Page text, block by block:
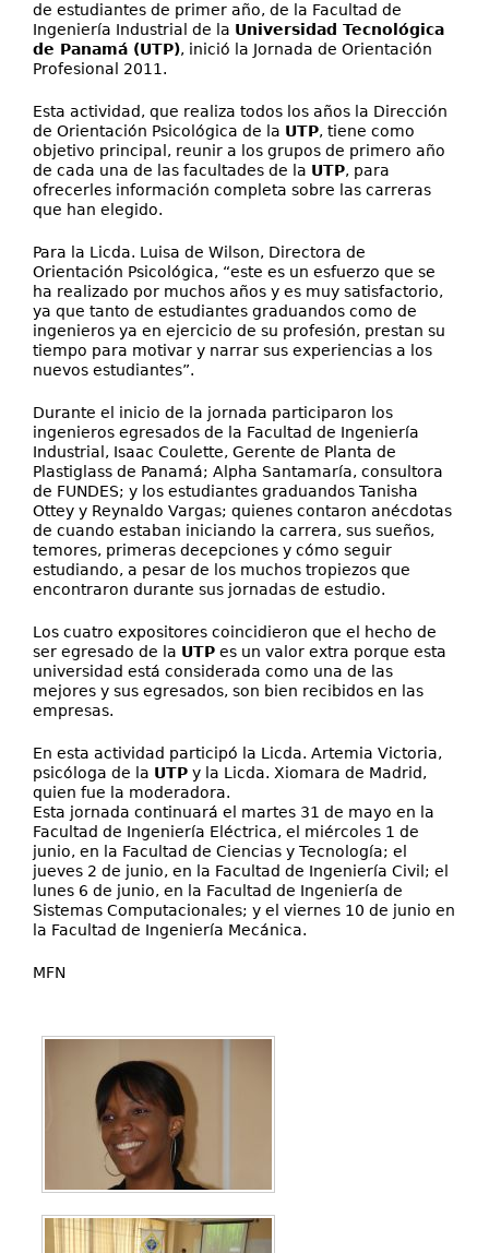
de estudiantes de primer año, de la Facultad de
Ingeniería Industrial de la Universidad Tecnológica
de Panamá (UTP), inició la Jornada de Orientación
Profesional 2011.
Esta actividad, que realiza todos los años la Dirección
de Orientación Psicológica de la UTP, tiene como
objetivo principal, reunir a los grupos de primero año
de cada una de las facultades de la UTP, para
ofrecerles información completa sobre las carreras
que han elegido.
Para la Licda. Luisa de Wilson, Directora de
Orientación Psicológica, “este es un esfuerzo que se
ha realizado por muchos años y es muy satisfactorio,
ya que tanto de estudiantes graduandos como de
ingenieros ya en ejercicio de su profesión, prestan su
tiempo para motivar y narrar sus experiencias a los
nuevos estudiantes”.
Durante el inicio de la jornada participaron los
ingenieros egresados de la Facultad de Ingeniería
Industrial, Isaac Coulette, Gerente de Planta de
Plastiglass de Panamá; Alpha Santamaría, consultora
de FUNDES; y los estudiantes graduandos Tanisha
Ottey y Reynaldo Vargas; quienes contaron anécdotas
de cuando estaban iniciando la carrera, sus sueños,
temores, primeras decepciones y cómo seguir
estudiando, a pesar de los muchos tropiezos que
encontraron durante sus jornadas de estudio.
Los cuatro expositores coincidieron que el hecho de
ser egresado de la UTP es un valor extra porque esta
universidad está considerada como una de las
mejores y sus egresados, son bien recibidos en las
empresas.
En esta actividad participó la Licda. Artemia Victoria,
psicóloga de la UTP y la Licda. Xiomara de Madrid,
quien fue la moderadora.
Esta jornada continuará el martes 31 de mayo en la
Facultad de Ingeniería Eléctrica, el miércoles 1 de
junio, en la Facultad de Ciencias y Tecnología; el
jueves 2 de junio, en la Facultad de Ingeniería Civil; el
lunes 6 de junio, en la Facultad de Ingeniería de
Sistemas Computacionales; y el viernes 10 de junio en
la Facultad de Ingeniería Mecánica.
MFN